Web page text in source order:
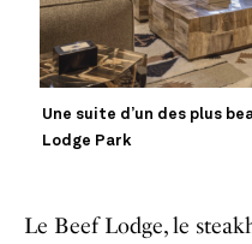
Une suite d’un des plus
Lodge Park
Le Beef Lodge, le